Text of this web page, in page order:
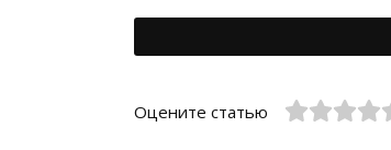
Оцените статью